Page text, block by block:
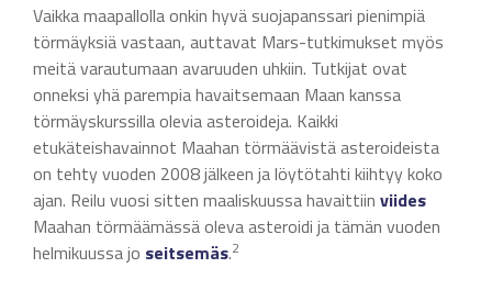
Vaikka maapallolla onkin hyvä suojapanssari pienimpiä
törmäyksiä vastaan, auttavat Mars-tutkimukset myös
meitä varautumaan avaruuden uhkiin. Tutkijat ovat
onneksi yhä parempia havaitsemaan Maan kanssa
törmäyskurssilla olevia asteroideja. Kaikki
etukäteishavainnot Maahan törmäävistä asteroideista
on tehty vuoden 2008 jälkeen ja löytötahti kiihtyy koko
ajan. Reilu vuosi sitten maaliskuussa havaittiin viides
Maahan törmäämässä oleva asteroidi ja tämän vuoden
helmikuussa jo seitsemäs.2